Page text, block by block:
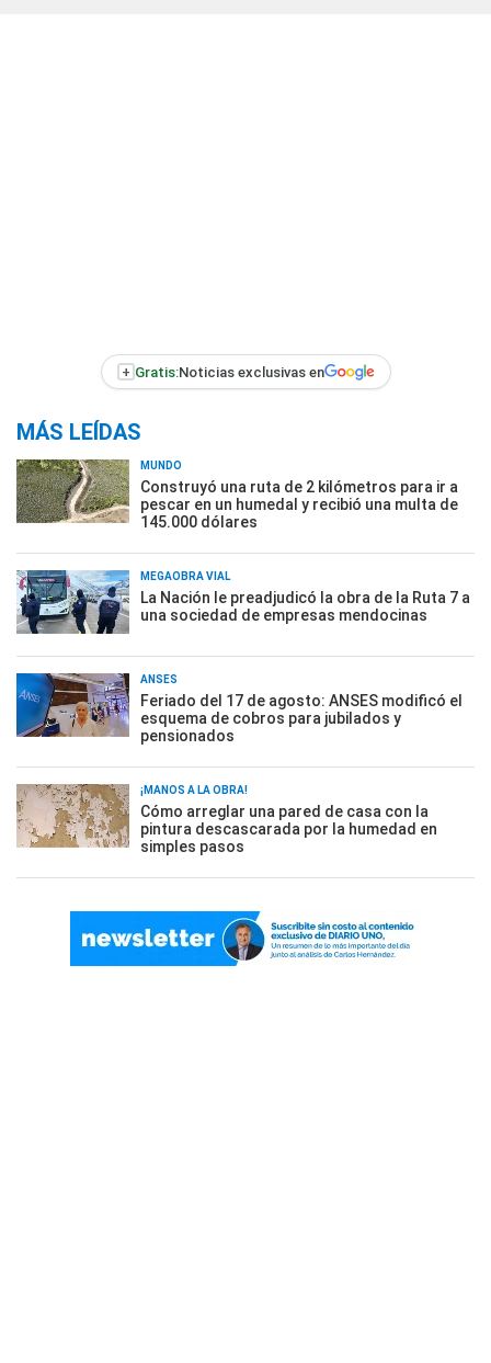
+ Gratis:Noticias exclusivas en
MÁS LEÍDAS
MUNDO
Construyó una ruta de 2 kilómetros para ir a
pescar en un humedal y recibió una multa de
145.000 dólares
MEGAOBRA VIAL
La Nación le preadjudicó la obra de la Ruta 7 a
una sociedad de empresas mendocinas
ANSES
Feriado del 17 de agosto: ANSES modificó el
esquema de cobros para jubilados y
pensionados
¡MANOS A LA OBRA!
Cómo arreglar una pared de casa con la
pintura descascarada por la humedad en
simples pasos